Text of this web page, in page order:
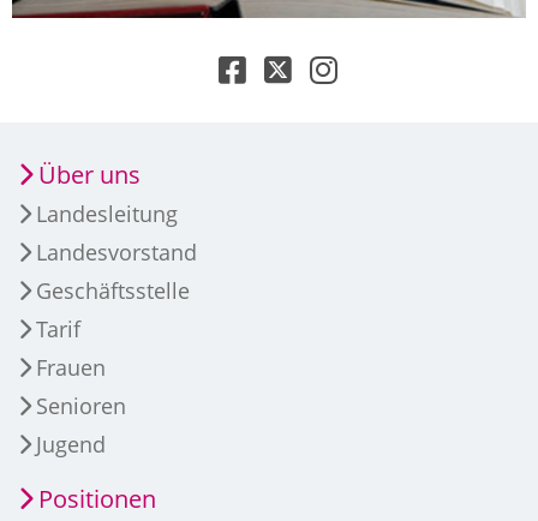
Über uns
Landesleitung
Landesvorstand
Geschäftsstelle
Tarif
Frauen
Senioren
Jugend
Positionen